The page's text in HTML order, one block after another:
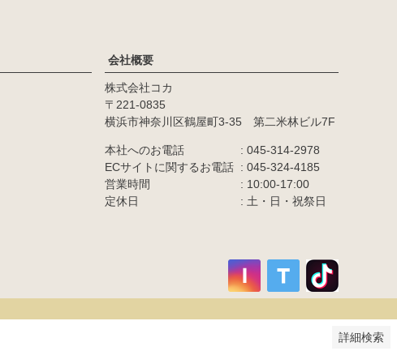
会社概要
株式会社コカ
221-0835
横浜市神奈川区鶴屋町3-35 第二米林ビル7F
本社へのお電話
045-314-2978
ECサイトに関するお電話
045-324-4185
営業時間
10:00-17:00
定休日
土・日・祝祭日
詳細検索
カラー
商品番号/JANコード
並び順